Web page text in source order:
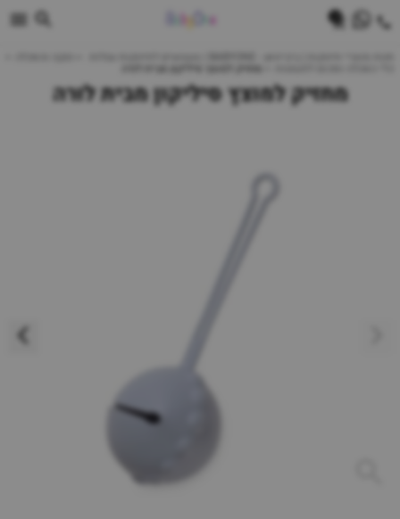
מחזיק למוצץ סיליקון מבית לורה